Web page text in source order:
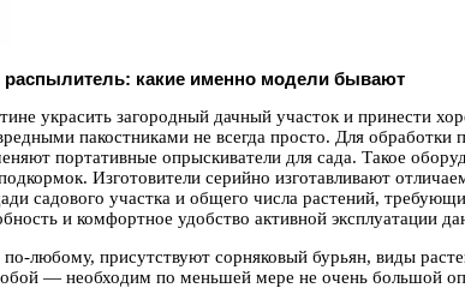
распылитель: какие именно модели бывают
украсить загородный дачный участок и
пакостниками не всегда просто. Для
портативные опрыскиватели для сада. Такое
Изготовители серийно изготавливают
садового участка и общего числа растений,
и комфортное удобство активной эксплуатации
любому, присутствуют сорняковый бурьян, виды
— необходим по меньшей мере не очень большой